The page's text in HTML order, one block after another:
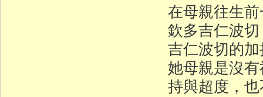
在母親往生
欽多吉仁波
吉仁波切的
她母親是沒
持與超度，